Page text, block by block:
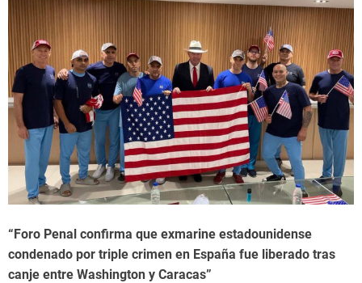
“Foro Penal confirma que exmarine estadounidense
condenado por triple crimen en España fue liberado tras
canje entre Washington y Caracas”